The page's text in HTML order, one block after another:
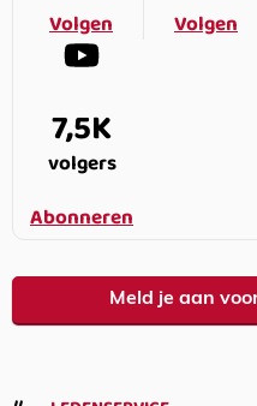
Volgen
Volgen
7,5K
volgers
Abonneren
Meld je aan